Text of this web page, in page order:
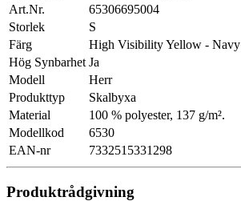
Art.Nr.
65306695004
Storlek
S
Färg
High Visibility Yellow - Navy
Hög Synbarhet Ja
Modell
Herr
Produkttyp
Skalbyxa
Material
100 % polyester, 137 g/m².
Modellkod
6530
EAN-nr
7332515331298
Produktrådgivning